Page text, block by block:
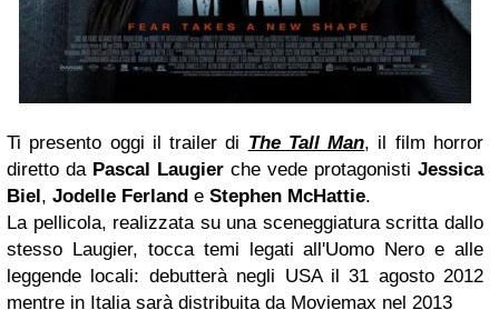
Ti presento oggi il trailer di The Tall Man, il film horror
diretto da Pascal Laugier che vede protagonisti Jessica
Biel , Jodelle Ferland e Stephen McHattie.
La pellicola, realizzata su una sceneggiatura scritta dallo
stesso Laugier, tocca temi legati all'Uomo Nero e alle
leggende locali: debutterà negli USA il 31 agosto 2012
mentre in Italia sarà distribuita da Moviemax nel 2013